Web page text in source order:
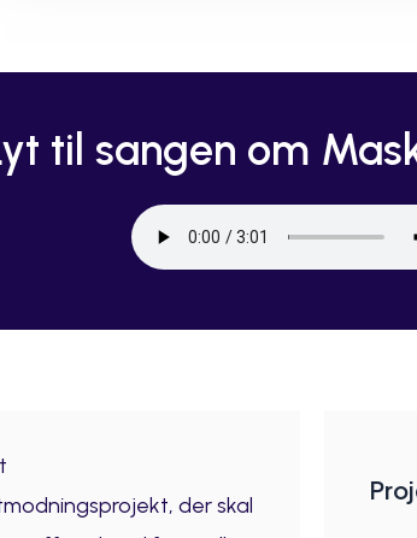
til sangen om
der skal